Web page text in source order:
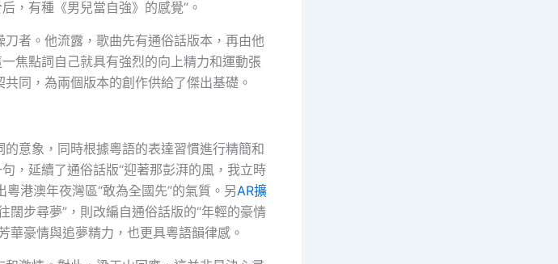
，有種《男兒當自強》的感覺”。
者。他流露，歌曲先有通俗話版本，再由他
焦點詞自己就具有強烈的向上精力和運動張
同，為兩個版本的創作供給了傑出基礎。
意象，同時根據粵語的表達習慣進行精簡和
，延續了通俗話版“迎著那彭湃的風，我立時
港澳年夜灣區“敢為全國先”的氣質。另AR擴
闊步尋夢”，則改編自通俗話版的“年輕的豪情
華豪情與追夢精力，也更具粵語韻律感。